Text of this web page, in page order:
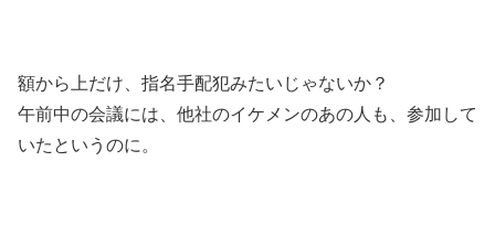
額から上だけ、指名手配犯みたいじゃないか？
午前中の会議には、他社のイケメンのあの人も、参加して
いたというのに。